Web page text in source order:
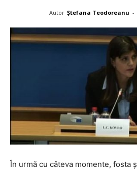
Autor Ștefana Teodoreanu -
În urmă cu câteva momente, fosta